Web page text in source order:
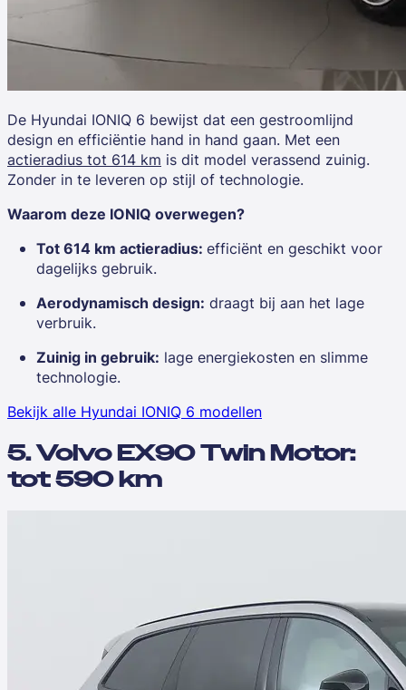
De Hyundai IONIQ 6 bewijst dat een gestroomlijnd
design en efficiëntie hand in hand gaan. Met een
actieradius tot 614 km is dit model verassend zuinig.
Zonder in te leveren op stijl of technologie.
Waarom deze IONIQ overwegen?
Tot 614 km actieradius: efficiënt en geschikt voor
dagelijks gebruik.
Aerodynamisch design: draagt bij aan het lage
verbruik.
Zuinig in gebruik: lage energiekosten en slimme
technologie.
Bekijk alle Hyundai IONIQ 6 modellen
5. Volvo EX90 Twin Motor:
tot 590 km